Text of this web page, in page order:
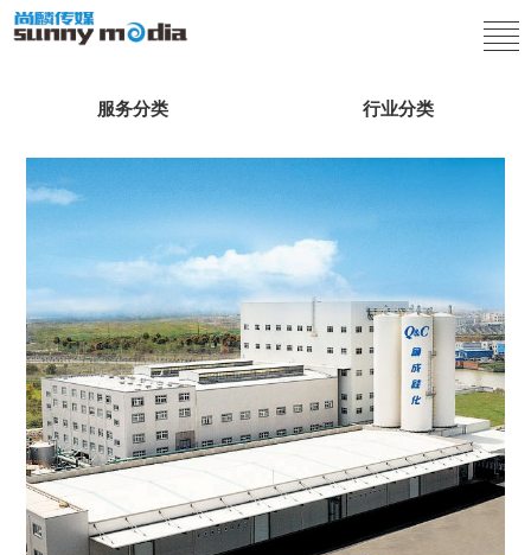
服务分类 行业分类